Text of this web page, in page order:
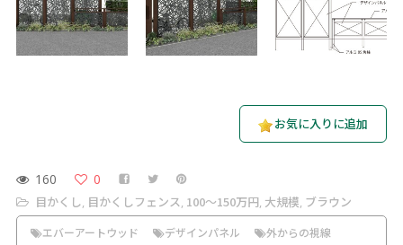
お気に入りに追加
160
0
目かくし, 目かくしフェンス, 100〜150万円, 大規模, ブラウン
エバーアートウッド デザインパネル
外からの視線